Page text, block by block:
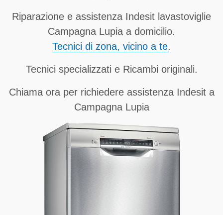
Riparazione e assistenza Indesit lavastoviglie
Campagna Lupia a domicilio.
Tecnici di zona, vicino a te.
Tecnici specializzati e Ricambi originali.
Chiama ora per richiedere assistenza Indesit a
Campagna Lupia